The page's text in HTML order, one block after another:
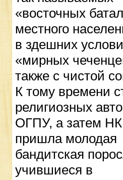
«восточных
местного
в здешних
«мирных
также с чистой
К тому времени
религиозных
ОГПУ, а затем
пришла молодая
бандитская
учившиеся в